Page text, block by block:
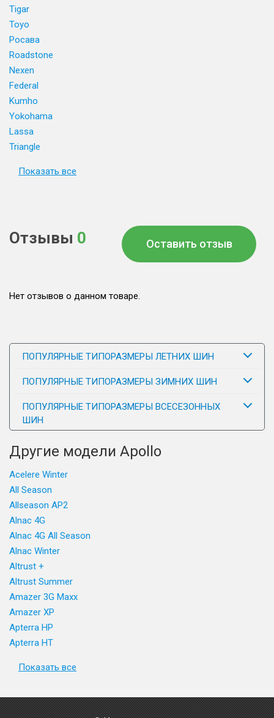
Tigar
Toyo
Росава
Roadstone
Nexen
Federal
Kumho
Yokohama
Lassa
Triangle
Показать все
Отзывы 0 Оставить отзыв
Нет отзывов о данном товаре.
ПОПУЛЯРНЫЕ ТИПОРАЗМЕРЫ ЛЕТНИХ ШИН
ПОПУЛЯРНЫЕ ТИПОРАЗМЕРЫ ЗИМНИХ ШИН
ПОПУЛЯРНЫЕ ТИПОРАЗМЕРЫ ВСЕСЕЗОННЫХ
ШИН
Другие модели Apollo
Acelere Winter
All Season
Allseason AP2
Alnac 4G
Alnac 4G All Season
Alnac Winter
Altrust +
Altrust Summer
Amazer 3G Maxx
Amazer XP
Apterra HP
Apterra HT
Показать все